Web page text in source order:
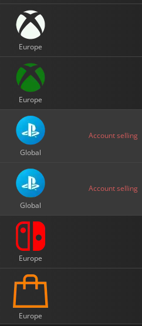
Europe
Europe
Global
Account selling
Global
Account selling
Europe
Europe